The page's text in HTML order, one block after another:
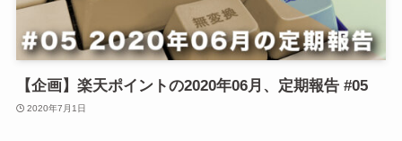
【企画】楽天ポイントの2020年06月、定期報告 #05
2020年7月1日